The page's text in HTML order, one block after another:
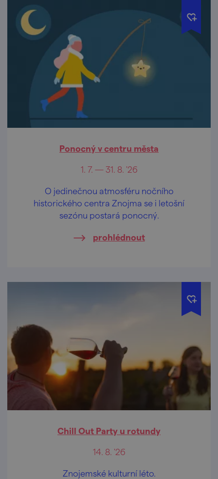
Ponocný v centru města
1. 7. — 31. 8. '26
O jedinečnou atmosféru nočního
historického centra Znojma se i letošní
sezónu postará ponocný.
prohlédnout
Chill Out Party u rotundy
14. 8. '26
Znojemské kulturní léto.